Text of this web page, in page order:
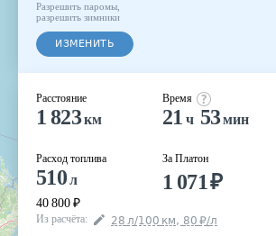
Разрешить паромы
разрешить зимники
ИЗМЕНИТЬ
Расстояние
1 823км
Расход топлива
510л
40 800 ₽
Время
21 ч 53мин
За Платон
1 071₽
Из расчёта: 28 л/100 км, 80 ₽/л